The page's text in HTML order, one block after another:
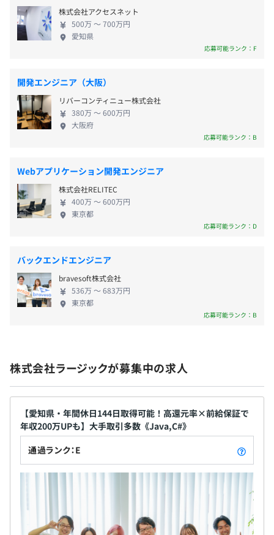
受動喫煙防止措置に関する事項
・従業員に対する受動喫煙対策：あり
対策内容：敷地内禁煙／敷地内禁煙／屋内禁煙／屋内原則
★フレックスタイム制のプロジェクトあり
★原則定時退社／残業は月平均10h以下
※勤務時間はプロジェクトにより異なる場合もあります。
クトにより異なる場合もあり
平均残業時間：平均10～15時間／月
（土日）
■祝日休み
■年末年始休暇
■有給休暇⇒初年度より20日付与（入社即日で自由に使
える特別休暇3日付与＋半年後20日支給）★社員の声で実
■産前・産後休暇※女性・男性社員取得実績あり
■育児休暇⇒取得実績100％！
■慶弔休暇
■介護・看護休暇
≪各種手当≫
■交通費支給（上限月5万円）
■超過分の時間外手当全額支給
■職務手当（月5000円～5万円）
■住宅手当（上限月1万5000円）※規定あり
■家族・扶養手当（配偶者／月1万5000円、子1人／月
5000円）
■食事手当（月3000円）
■在宅手当（日200円）
株式会社アクセスネット
500万 〜 700万円
愛知県
応募可能ランク：F
開発エンジニア（大阪）
リバーコンティニュー株式会社
380万 〜 600万円
大阪府
応募可能ランク：B
Webアプリケーション開発エンジニア
株式会社RELITEC
400万 〜 600万円
東京都
応募可能ランク：D
バックエンドエンジニア
bravesoft株式会社
536万 〜 683万円
東京都
応募可能ランク：B
株式会社ラージックが募集中の求人
【愛知県・年間休日144日取得可能！高還元率×前給保証で
年収200万UPも】大手取引多数《Java,C#》
通過ランク：E